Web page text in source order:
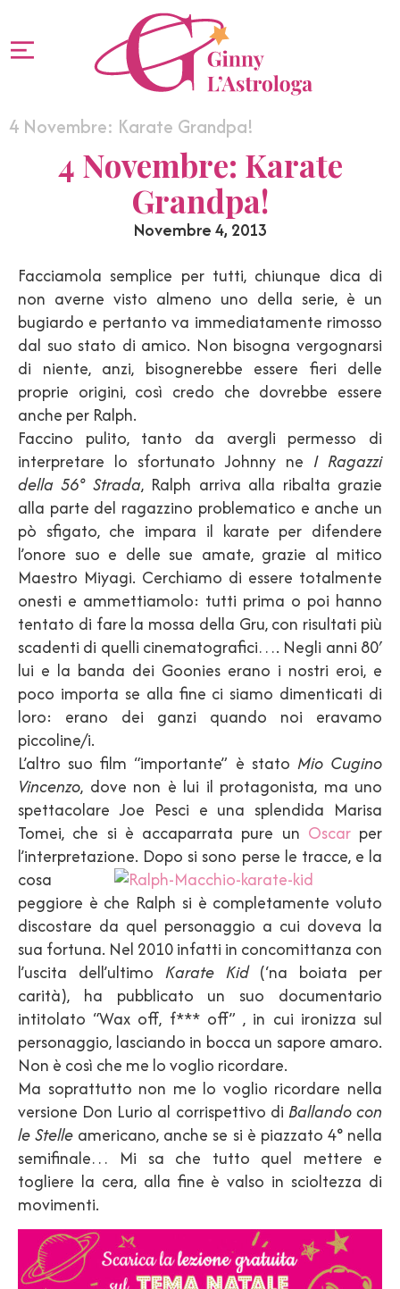
4 Novembre: Karate Grandpa!
4 Novembre: Karate
Grandpa!
Novembre 4, 2013
Facciamola semplice per tutti, chiunque dica di
non averne visto almeno uno della serie, è un
bugiardo e pertanto va immediatamente rimosso
dal suo stato di amico. Non bisogna vergognarsi
di niente, anzi, bisognerebbe essere fieri delle
proprie origini, così credo che dovrebbe essere
anche per Ralph.
Faccino pulito, tanto da avergli permesso di
interpretare lo sfortunato Johnny ne I Ragazzi
della 56° Strada, Ralph arriva alla ribalta grazie
alla parte del ragazzino problematico e anche un
pò sfigato, che impara il karate per difendere
l’onore suo e delle sue amate, grazie al mitico
Maestro Miyagi. Cerchiamo di essere totalmente
onesti e ammettiamolo: tutti prima o poi hanno
tentato di fare la mossa della Gru, con risultati più
scadenti di quelli cinematografici…. Negli anni 80′
lui e la banda dei Goonies erano i nostri eroi, e
poco importa se alla fine ci siamo dimenticati di
loro: erano dei ganzi quando noi eravamo
piccoline/i.
L’altro suo film “importante” è stato Mio Cugino
Vincenzo, dove non è lui il protagonista, ma uno
spettacolare Joe Pesci e una splendida Marisa
Tomei, che si è accaparrata pure un Oscar per
l’interpretazione. Dopo si sono perse le tracce, e la
cosa
peggiore è che Ralph si è completamente voluto
discostare da quel personaggio a cui doveva la
sua fortuna. Nel 2010 infatti in concomittanza con
l’uscita dell’ultimo Karate Kid(‘na boiata per
carità), ha pubblicato un suo documentario
intitolato “Wax off, f*** off” , in cui ironizza sul
personaggio, lasciando in bocca un sapore amaro.
Non è così che me lo voglio ricordare.
Ma soprattutto non me lo voglio ricordare nella
versione Don Lurio al corrispettivo di Ballando con
le Stelle americano, anche se si è piazzato 4° nella
semifinale… Mi sa che tutto quel mettere e
togliere la cera, alla fine è valso in scioltezza di
movimenti.